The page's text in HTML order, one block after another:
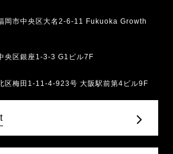
市中央区大名2-6-11 Fukuoka Growth
区銀座1-3-3 G1ビル7F
梅田1-11-4-923号 大阪駅前第4ビル9F